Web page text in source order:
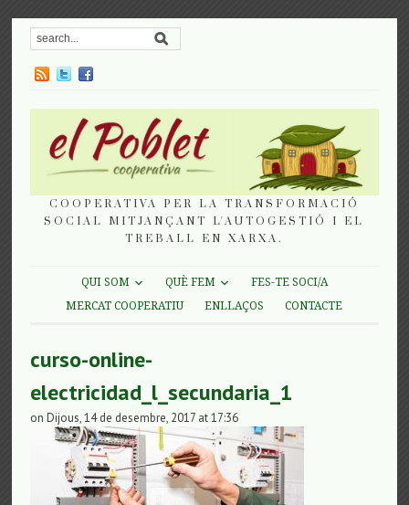
COOPERATIVA PER LA TRANSFORMACIÓ
SOCIAL MITJANÇANT L'AUTOGESTIÓ I EL
TREBALL EN XARXA.
QUI SOM QUÈ FEM
FES-TE SOCI/A
MERCAT COOPERATIU
ENLLAÇOS CONTACTE
curso-online-
electricidad_l_secundaria_1
on Dijous, 14 de desembre, 2017 at 17:36